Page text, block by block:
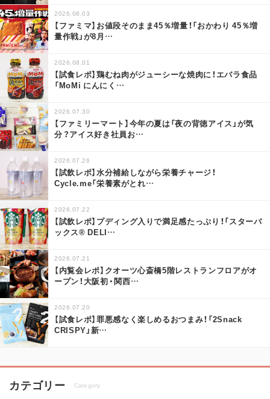
2026.08.03
【ファミマ】お値段そのまま45％増量！「おかわり 45％増
量作戦」が8月 …
2026.08.01
【試食レポ】鶏むね肉がジューシーな焼肉に！エバラ食品
「MoMi にんにく …
2026.07.30
【ファミリーマート】今年の夏は「夜の背徳アイス」が気
分？アイス好き社員お…
2026.07.26
【試飲レポ】水分補給しながら栄養チャージ！
Cycle.me「栄養素がとれ…
2026.07.22
【試飲レポ】プディング入りで満足感たっぷり！「スターバ
ックス® DELI…
2026.07.21
【内覧会レポ】クオーツ心斎橋5階レストランフロアがオ
ープン！大阪初・関西…
2026.07.20
【試食レポ】罪悪感なく楽しめるおつまみ！「2Snack
CRISPY」新…
カテゴリー Category